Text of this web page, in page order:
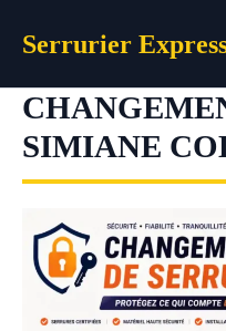
Serrurier
SIMIANE